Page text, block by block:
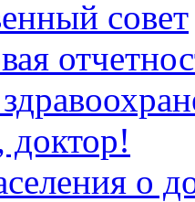
совет
доктор!
о